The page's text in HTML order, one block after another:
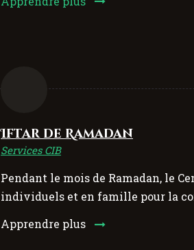
Iftar de Ramadan
Services CIB
Pendant le mois de Ramadan, le
individuels et en famille pour la
Apprendre plus